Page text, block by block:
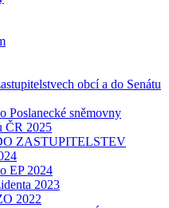
obcí a do Senátu
Poslanecké sněmovny
ČR 2025
ZASTUPITELSTEV
EP 2024
2023
2022